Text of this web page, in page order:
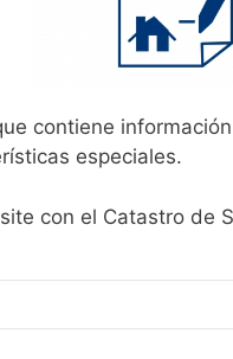
contiene
especiales.
con el Catastro de